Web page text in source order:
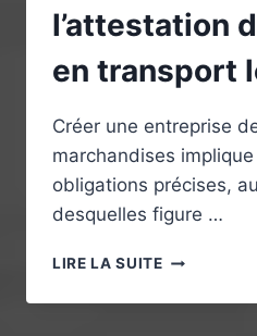
l’attestation
en transport
Créer une entreprise
marchandises
obligations précises,
desquelles figure …
LIRE LA SUITECOMMENT